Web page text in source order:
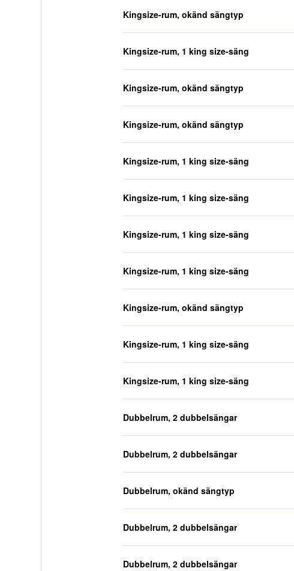
Kingsize-rum, okänd sängtyp
Kingsize-rum, 1 king size-säng
Kingsize-rum, okänd sängtyp
Kingsize-rum, okänd sängtyp
Kingsize-rum, 1 king size-säng
Kingsize-rum, 1 king size-säng
Kingsize-rum, 1 king size-säng
Kingsize-rum, 1 king size-säng
Kingsize-rum, okänd sängtyp
Kingsize-rum, 1 king size-säng
Kingsize-rum, 1 king size-säng
Dubbelrum, 2 dubbelsängar
Dubbelrum, 2 dubbelsängar
Dubbelrum, okänd sängtyp
Dubbelrum, 2 dubbelsängar
Dubbelrum, 2 dubbelsängar